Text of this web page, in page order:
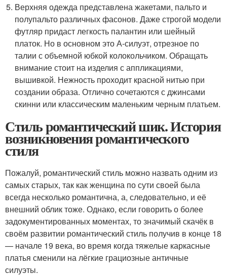
Верхняя одежда представлена жакетами, пальто и
полупальто различных фасонов. Даже строгой модели
футляр придаст легкость палантин или шейный
платок. Но в основном это А-силуэт, отрезное по
талии с объемной юбкой колокольчиком. Обращать
внимание стоит на изделия с аппликациями,
вышивкой. Нежность проходит красной нитью при
создании образа. Отлично сочетаются с джинсами
скинни или классическим маленьким черным платьем.
Стиль романтический шик. История
возникновения романтического
стиля
Пожалуй, романтический стиль можно назвать одним из
самых старых, так как женщина по сути своей была
всегда несколько романтична, а, следовательно, и её
внешний облик тоже. Однако, если говорить о более
задокументированных моментах, то значимый скачёк в
своём развитии романтический стиль получив в конце 18
— начале 19 века, во время когда тяжелые каркасные
платья сменили на лёгкие грациозные античные
силуэты.